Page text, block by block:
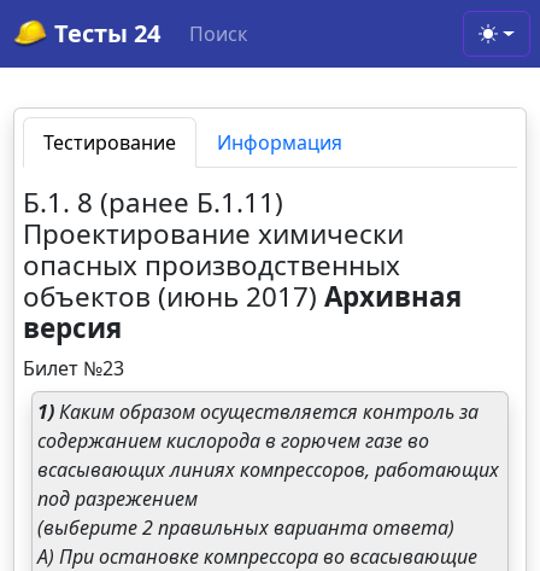
Тесты 24 Поиск
Тестирование Информация
Б.1. 8 (ранее Б.1.11)
Проектирование химически
опасных производственных
объектов (июнь 2017)Архивная
версия
Билет №23
1)Каким образом осуществляется контроль за
содержанием кислорода в горючем газе во
всасывающих линиях компрессоров, работающих
под разрежением
(выберите 2 правильных варианта ответа)
А) При остановке компрессора во всасывающие